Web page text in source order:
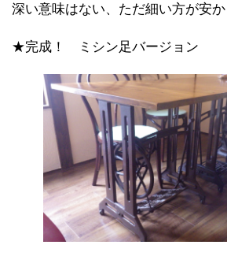
深い意味はない、ただ細い方が安か
★完成！ ミシン足バージョン